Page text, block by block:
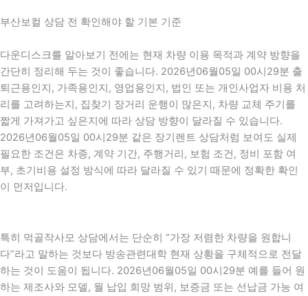
부산보컬 상담 전 확인해야 할 기본 기준
다운디스크를 알아보기 전에는 현재 차량 이용 목적과 계약 방향을
간단히 정리해 두는 것이 좋습니다. 2026년06월05일 00시29분 출
퇴근용인지, 가족용인지, 영업용인지, 법인 또는 개인사업자 비용 처
리를 고려하는지, 집찾기 장거리 운행이 많은지, 차량 교체 주기를
짧게 가져가고 싶은지에 따라 상담 방향이 달라질 수 있습니다.
2026년06월05일 00시29분 같은 장기렌트 상담처럼 보여도 실제
필요한 조건은 차종, 계약 기간, 주행거리, 보험 조건, 정비 포함 여
부, 초기비용 설정 방식에 따라 달라질 수 있기 때문에 정확한 확인
이 먼저입니다.
특히 먹골작사모 상담에서는 단순히 “가장 저렴한 차량을 원합니
다”라고 말하는 것보다 방송관련대학 현재 상황을 구체적으로 전달
하는 것이 도움이 됩니다. 2026년06월05일 00시29분 예를 들어 원
하는 제조사와 모델, 월 납입 희망 범위, 보증금 또는 선납금 가능 여